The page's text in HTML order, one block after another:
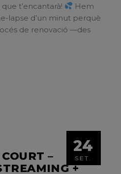
t’encantarà!
Hem
lapse d’un minut perquè
de renovació —des
24
SET.
–
+